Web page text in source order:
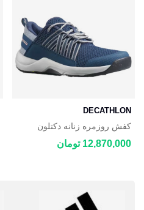
DECATHLON
کفش روزمره زنانه دکتلون
DECATHLON NH500 Fresh
12,870,000 تومان